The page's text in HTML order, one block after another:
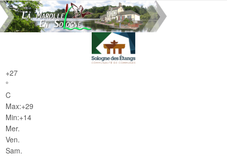
Passer
vers
le
+27
°
C
Max:+29
Min:+14
Mer.
Ven.
Sam.